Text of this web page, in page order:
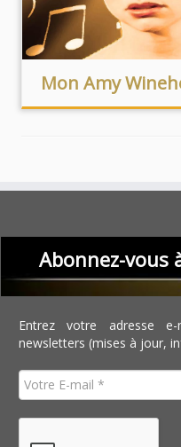
Mon Amy
Abonnez-vous
Entrez votre adresse
newsletters (mises à jour,